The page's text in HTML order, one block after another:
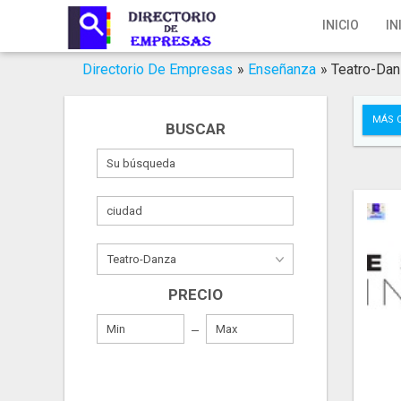
INICIO
Inicio
Iniciar Sesión
Servicios SEO
Publica Tu Empresa
Directorio De Empresas » Enseñanza » Teatro-
BUSCAR
PRECIO
MÁS